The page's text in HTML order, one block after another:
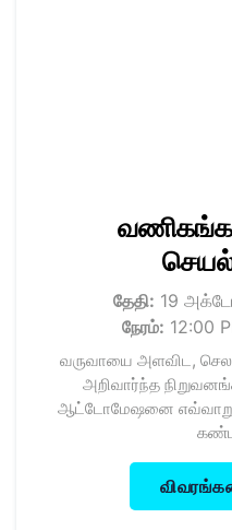
தேதி: 19
நேரம்: 12:00
வருவாயை அளவிட,
அறிவார்ந்த
ஆட்டோமேஷனை